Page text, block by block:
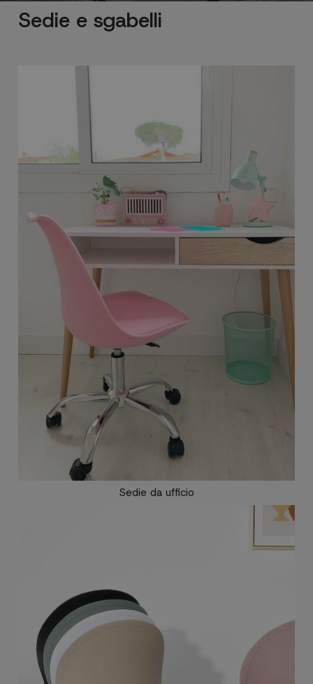
Sedie e sgabelli
Sedie da ufficio